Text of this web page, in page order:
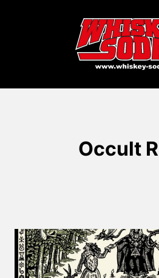
Occult